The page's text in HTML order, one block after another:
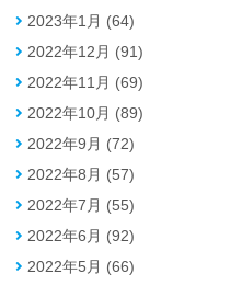
2023年1月 (64)
2022年12月 (91)
2022年11月 (69)
2022年10月 (89)
2022年9月 (72)
2022年8月 (57)
2022年7月 (55)
2022年6月 (92)
2022年5月 (66)